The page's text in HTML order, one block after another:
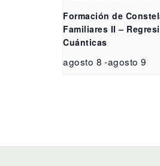
Formación de
Familiares II –
Cuánticas
agosto 8 -agosto 9